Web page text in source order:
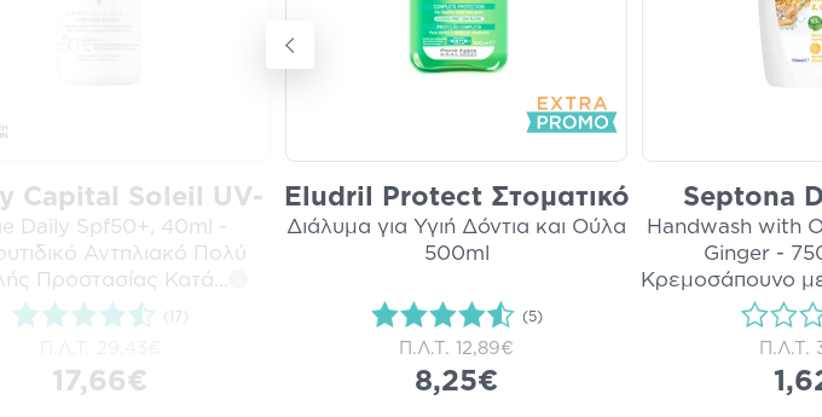
Capital Soleil UV-
Daily Spf50+, 40ml -
Αντηλιακό Πολύ
Προστασίας Κατά
(17)
17,66€
Eludril Protect Στοματικό
Διάλυμα για Υγιή Δόντια και Ούλα
500ml
(5)
Π.Λ.Τ. 12,89€
8,25€
Septona
Handwash with
Ginger -
Κρεμοσάπουνο
i
Π.Λ.Τ.